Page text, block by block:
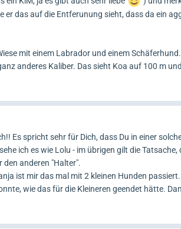
er das auf die Entferunung sieht, dass da ein
mit einem Labrador und einem
anderes Kaliber. Das sieht Koa auf 100 m
Es spricht sehr für Dich, dass Du in einer
ich es wie Lolu - im übrigen gilt die
anderen "Halter".
ist mir das mal mit 2 kleinen Hunden
wie das für die Kleineren geendet hätte.